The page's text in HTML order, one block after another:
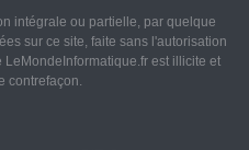
intégrale ou partielle, par quelque
sur ce site, faite sans l'autorisation
est illicite et
contrefaçon.